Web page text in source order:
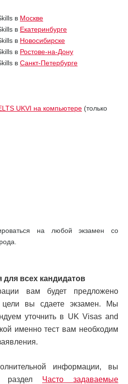
в Москве
в Екатеринбурге
в Новосибирске
в Ростове-на-Дону
в Санкт-Петербурге
UKVI на компьютере (только
на любой экзамен со
всех кандидатов
вам будет предложено
цели вы сдаете экзамен. Мы
уточнить в UK Visas and
именно тест вам необходим
информации, вы
раздел Часто задаваемые